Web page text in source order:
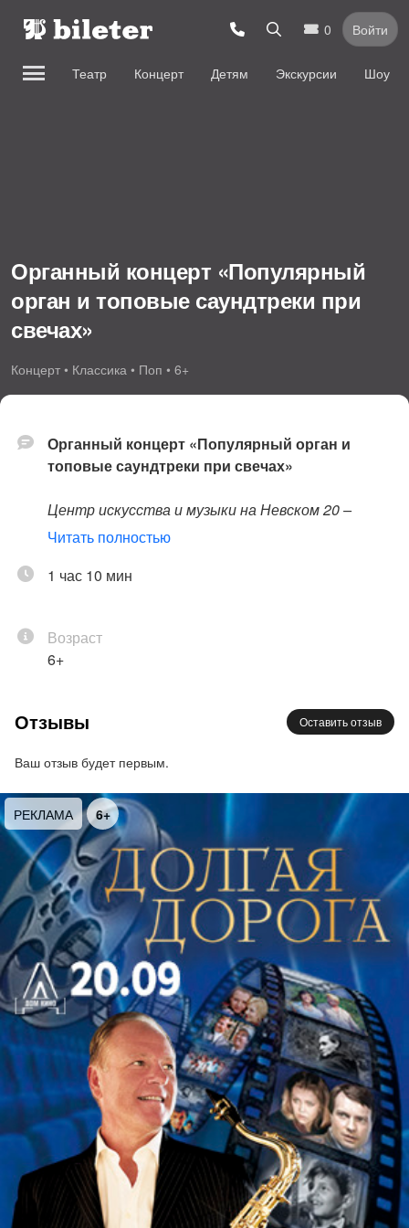
0 Войти
Театр Концерт Детям Экскурсии Шоу
Органный концерт «Популярный
орган и топовые саундтреки при
свечах»
Концерт • Классика • Поп • 6+
Органный концерт «Популярный орган и
топовые саундтреки при свечах»
Центр искусства и музыки на Невском 20 –
уникальное культурное пространство. В XVIII
располагался голландский квартал, а
Walcker, ныне радующим публику в Капелле
Санкт-Петербурга. Сейчас в красивейшей
голландский орган 1910 года мастера Марта
Вермейлена, привезенный из Нидерландов в 2020
Популярный орган и топовые саундтреки —
наслаждаемся долгожданной весной под сводами
красивейшей ротонды в волшебном мерцании
свечей.
За уникальным голландским органом — Алла
Морозова, которая предлагает совершить
невероятное путешествие из вселенной Баха в
фантастический мир Гарри Поттера.
Концерт откроет самое известное сочинение Баха
– Токката и фуга ре минор. Блистательная эпоха
барокко также представлена сочинением одного
из самых популярных и известных при жизни
композиторов – Иоганна Пахельбеля. О чудесном
рождественском времени напомнит Марш из
балета «Щелкунчик» Петра Чайковского.
Музыка – один из главных героев любого фильма.
Многие мелодии из кинофильмов стали жить
Читать полностью
1 час 10 мин
Возраст
6+
Отзывы Оставить отзыв
Ваш отзыв будет первым.
РЕКЛАМА 6+